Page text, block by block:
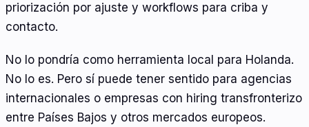
priorización por ajuste y workflows para criba y
contacto.
No lo pondría como herramienta local para Holanda.
No lo es. Pero sí puede tener sentido para agencias
internacionales o empresas con hiring transfronterizo
entre Países Bajos y otros mercados europeos.